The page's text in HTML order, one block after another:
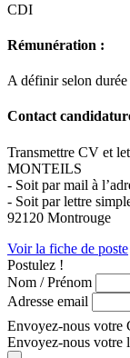
CDI
Rémunération :
A définir selon
Contact
Transmettre CV et
MONTEILS
- Soit par mail à
- Soit par lettre
92120 Montrouge
Voir la fiche de poste
Postulez !
Nom / Prénom
Adresse email
Envoyez-nous votre
Envoyez-nous votre